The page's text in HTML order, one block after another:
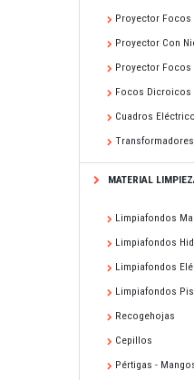
Proyector Focos
Proyector Con
Proyector Focos
Focos Dicroicos
Cuadros
Transformadores
MATERIAL
Limpiafondos
Limpiafondos
Limpiafondos
Limpiafondos
Recogehojas
Cepillos
Pértigas -